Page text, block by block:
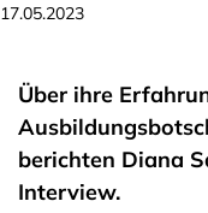
17.05.2023
Über ihre
berichten Diana
Interview.